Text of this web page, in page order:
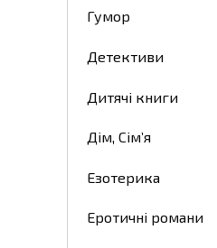
Гумор
Детективи
Дитячі книги
Дім, Сім’я
Езотерика
Еротичні романи